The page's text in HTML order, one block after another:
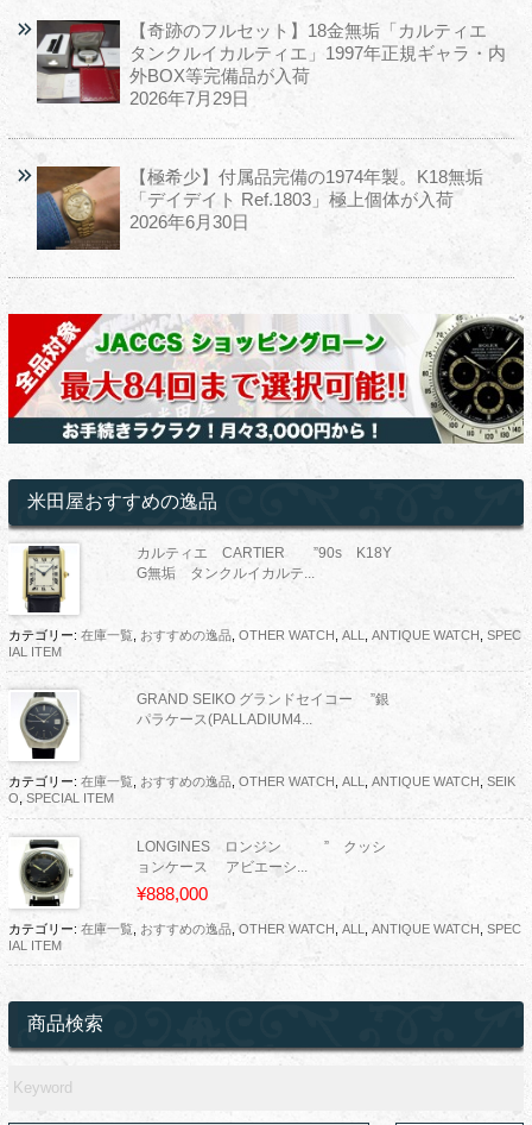
【奇跡のフルセット】18金無垢「カルティエ
タンクルイカルティエ」1997年正規ギャラ・内
外BOX等完備品が入荷
2026年7月29日
【極希少】付属品完備の1974年製。K18無垢
「デイデイト Ref.1803」極上個体が入荷
2026年6月30日
米田屋おすすめの逸品
カルティエ CARTIER ”90s K18Y
G無垢 タンクルイカルテ...
カテゴリー: 在庫一覧, おすすめの逸品, OTHER WATCH ALL ANTIQUE WATCH SPEC
IAL ITEM
GRAND SEIKO グランドセイコー ”銀
パラケース(PALLADIUM4...
カテゴリー: 在庫一覧, おすすめの逸品, OTHER WATCH ALL ANTIQUE WATCH SEIK
O SPECIAL ITEM
LONGINES ロンジン ” クッシ
ョンケース アビエーシ...
¥888,000
カテゴリー: 在庫一覧, おすすめの逸品, OTHER WATCH ALL ANTIQUE WATCH SPEC
IAL ITEM
商品検索